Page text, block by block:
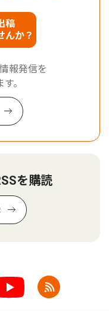
稿
んか？
報発信を
。
を購読